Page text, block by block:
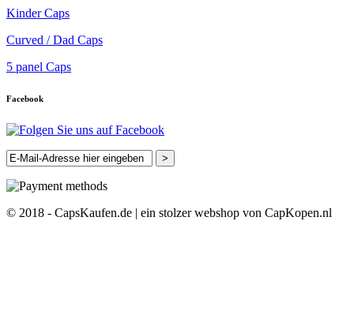
Kinder Caps
Curved / Dad Caps
5 panel Caps
Facebook
>
© 2018 - CapsKaufen.de | ein stolzer webshop von CapKopen.nl